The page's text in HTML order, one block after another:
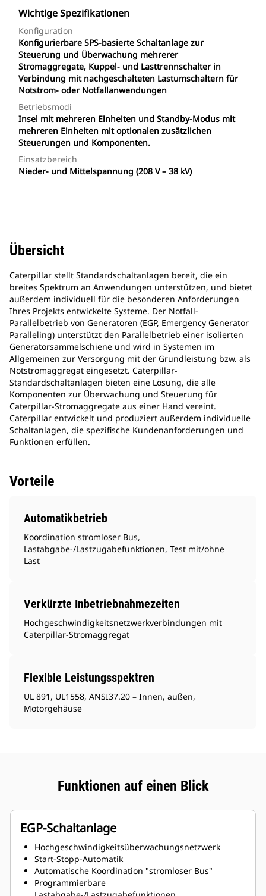
Wichtige Spezifikationen
Konfiguration
Konfigurierbare SPS-basierte Schaltanlage zur
Steuerung und Überwachung mehrerer
Stromaggregate, Kuppel- und Lasttrennschalter in
Verbindung mit nachgeschalteten Lastumschaltern für
Notstrom- oder Notfallanwendungen
Betriebsmodi
Insel mit mehreren Einheiten und Standby-Modus mit
mehreren Einheiten mit optionalen zusätzlichen
Steuerungen und Komponenten.
Einsatzbereich
Nieder- und Mittelspannung (208 V – 38 kV)
Übersicht
Caterpillar stellt Standardschaltanlagen bereit, die ein
breites Spektrum an Anwendungen unterstützen, und bietet
außerdem individuell für die besonderen Anforderungen
Ihres Projekts entwickelte Systeme. Der Notfall-
Parallelbetrieb von Generatoren (EGP, Emergency Generator
Paralleling) unterstützt den Parallelbetrieb einer isolierten
Generatorsammelschiene und wird in Systemen im
Allgemeinen zur Versorgung mit der Grundleistung bzw. als
Notstromaggregat eingesetzt. Caterpillar-
Standardschaltanlagen bieten eine Lösung, die alle
Komponenten zur Überwachung und Steuerung für
Caterpillar-Stromaggregate aus einer Hand vereint.
Caterpillar entwickelt und produziert außerdem individuelle
Schaltanlagen, die spezifische Kundenanforderungen und
Funktionen erfüllen.
Vorteile
Automatikbetrieb
Koordination stromloser Bus,
Lastabgabe-/Lastzugabefunktionen, Test mit/ohne
Last
Verkürzte Inbetriebnahmezeiten
Hochgeschwindigkeitsnetzwerkverbindungen mit
Caterpillar-Stromaggregat
Flexible Leistungsspektren
UL 891, UL1558, ANSI37.20 – Innen, außen,
Motorgehäuse
Funktionen auf einen Blick
EGP-Schaltanlage
Hochgeschwindigkeitsüberwachungsnetzwerk
Start-Stopp-Automatik
Automatische Koordination "stromloser Bus"
Programmierbare